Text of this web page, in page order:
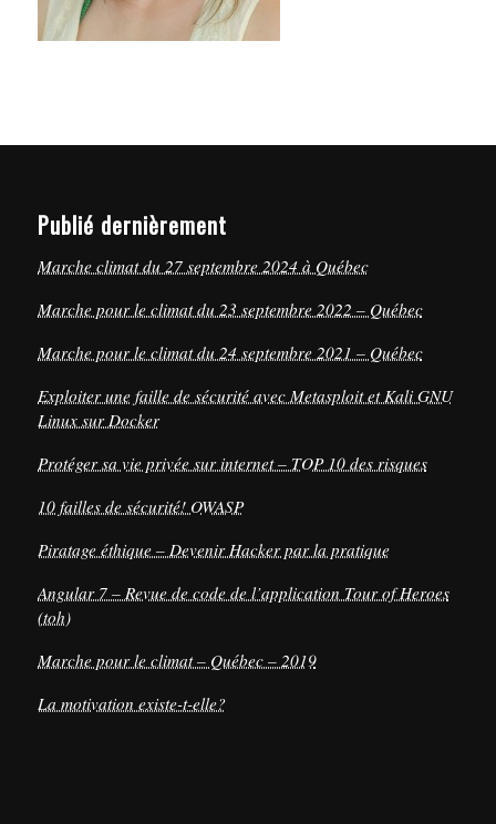
Publié dernièrement
Marche climat du 27 septembre 2024 à Québec
Marche pour le climat du 23 septembre 2022 – Québec
Marche pour le climat du 24 septembre 2021 – Québec
Exploiter une faille de sécurité avec Metasploit et Kali GNU
Linux sur Docker
Protéger sa vie privée sur internet – TOP 10 des risques
10 failles de sécurité! OWASP
Piratage éthique – Devenir Hacker par la pratique
Angular 7 – Revue de code de l’application Tour of Heroes
(toh)
Marche pour le climat – Québec – 2019
La motivation existe-t-elle?